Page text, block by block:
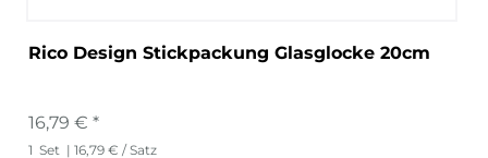
Rico Design Stickpackung Glasglocke 20cm
16,79 € *
1 Set | 16,79 € / Satz